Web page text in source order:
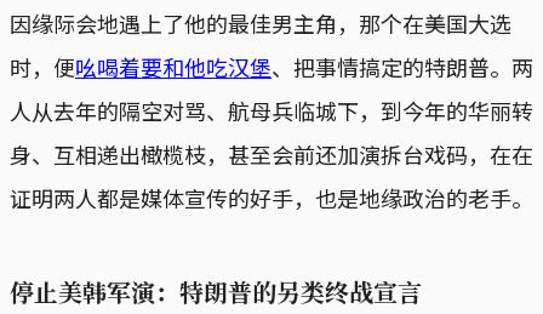
因缘际会地遇上了他的最佳男主角，那个在美国大选
时，便吆喝着要和他吃汉堡、把事情搞定的特朗普。两
人从去年的隔空对骂、航母兵临城下，到今年的华丽转
身、互相递出橄榄枝，甚至会前还加演拆台戏码，在在
证明两人都是媒体宣传的好手，也是地缘政治的老手。
停止美韩军演：特朗普的另类终战宣言